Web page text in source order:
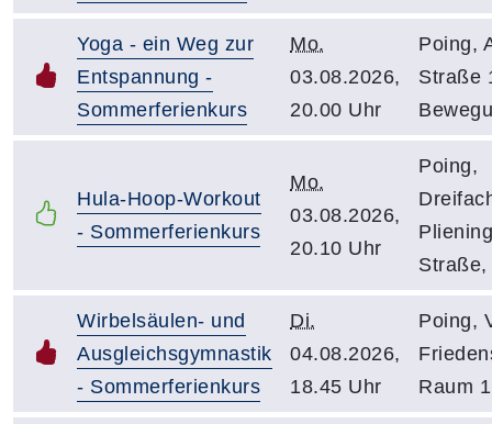
Yoga - ein Weg zur
Entspannung -
Sommerferienkurs
Mo.
03.08.2026,
20.00 Uhr
Poing,
Straße
Hula-Hoop-Workout
- Sommerferienkurs
Mo.
03.08.2026,
20.10 Uhr
Poing,
Straße,
Wirbelsäulen- und
Ausgleichsgymnastik
- Sommerferienkurs
Di.
04.08.2026,
18.45 Uhr
Poing,
Raum 1